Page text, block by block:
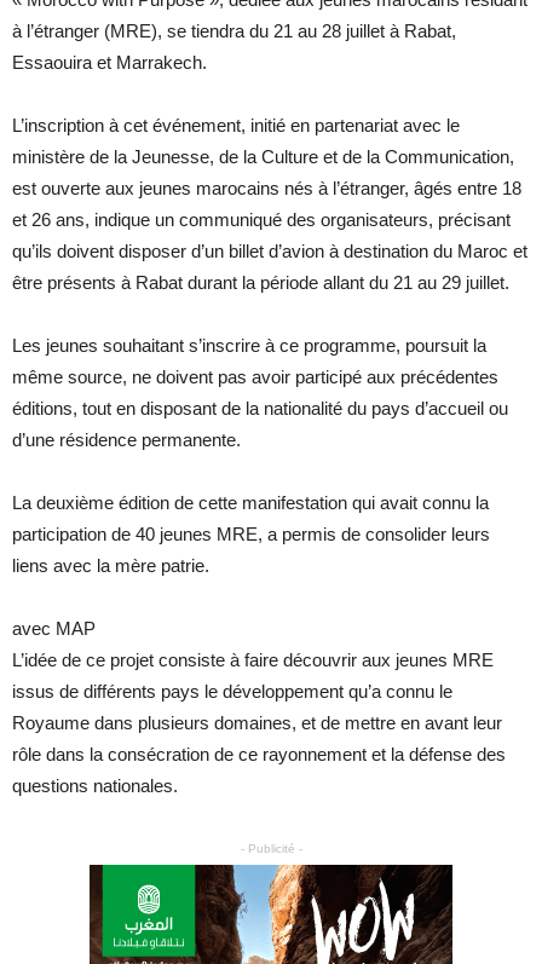
à l’étranger (MRE), se tiendra du 21 au 28 juillet à Rabat,
Essaouira et Marrakech.
L’inscription à cet événement, initié en partenariat avec le
ministère de la Jeunesse, de la Culture et de la Communication,
est ouverte aux jeunes marocains nés à l’étranger, âgés entre 18
et 26 ans, indique un communiqué des organisateurs, précisant
qu’ils doivent disposer d’un billet d’avion à destination du Maroc et
être présents à Rabat durant la période allant du 21 au 29 juillet.
Les jeunes souhaitant s’inscrire à ce programme, poursuit la
même source, ne doivent pas avoir participé aux précédentes
éditions, tout en disposant de la nationalité du pays d’accueil ou
d’une résidence permanente.
La deuxième édition de cette manifestation qui avait connu la
participation de 40 jeunes MRE, a permis de consolider leurs
liens avec la mère patrie.
avec MAP
L’idée de ce projet consiste à faire découvrir aux jeunes MRE
issus de différents pays le développement qu’a connu le
Royaume dans plusieurs domaines, et de mettre en avant leur
rôle dans la consécration de ce rayonnement et la défense des
questions nationales.
- Publicité -